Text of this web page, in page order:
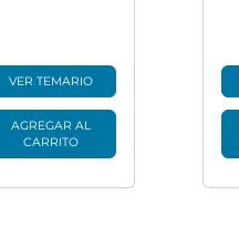
VER TEMARIO
AGREGAR AL
CARRITO